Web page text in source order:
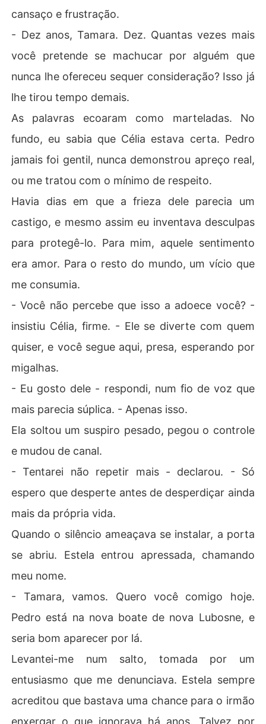
cansaço e frustração.
- Dez anos, Tamara. Dez. Quantas vezes mais
você pretende se machucar por alguém que
nunca lhe ofereceu sequer consideração? Isso já
lhe tirou tempo demais.
As palavras ecoaram como marteladas. No
fundo, eu sabia que Célia estava certa. Pedro
jamais foi gentil, nunca demonstrou apreço real,
ou me tratou com o mínimo de respeito.
Havia dias em que a frieza dele parecia um
castigo, e mesmo assim eu inventava desculpas
para protegê-lo. Para mim, aquele sentimento
era amor. Para o resto do mundo, um vício que
me consumia.
- Você não percebe que isso a adoece você? -
insistiu Célia, firme. - Ele se diverte com quem
quiser, e você segue aqui, presa, esperando por
migalhas.
- Eu gosto dele - respondi, num fio de voz que
mais parecia súplica. - Apenas isso.
Ela soltou um suspiro pesado, pegou o controle
e mudou de canal.
- Tentarei não repetir mais - declarou. - Só
espero que desperte antes de desperdiçar ainda
mais da própria vida.
Quando o silêncio ameaçava se instalar, a porta
se abriu. Estela entrou apressada, chamando
meu nome.
- Tamara, vamos. Quero você comigo hoje.
Pedro está na nova boate de nova Lubosne, e
seria bom aparecer por lá.
Levantei-me num salto, tomada por um
entusiasmo que me denunciava. Estela sempre
acreditou que bastava uma chance para o irmão
enxergar o que ignorava há anos. Talvez por